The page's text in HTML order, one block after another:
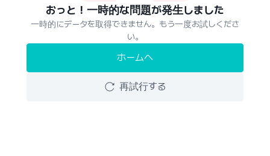
おっと！一時的な問題が発生しました
一時的にデータを取得できません。もう一度お試しくださ
い。
ホームへ
再試行する